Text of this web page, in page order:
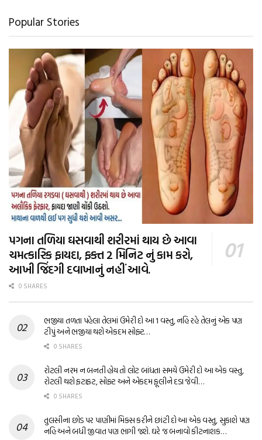
Popular Stories
પગના તળિયા ઘસવાથી શરીરમાં થાય છે આવા
ચમત્કારિક ફાયદા, ફક્ત 2 મિનિટ નું કામ કરો,
આખી જિંદગી દવાખાનું નહીં આવે.
0 SHARES
ભજીયા તળતા પહેલા તેલમાં ઉમેરી દો આ 1 વસ્તુ, નહિ રહે તેલનું એક પણ
ટીપું અને ભજીયા થશે એકદમ સોફ્ટ…
0 SHARES
રોટલી નરમ ન બનતી હોય તો લોટ બાંધતા સમયે ઉમેરી દો આ એક વસ્તુ,
રોટલી થશે ફટાફટ, સોફ્ટ અને એકદમ ફૂલીને દડા જેવી…
0 SHARES
તુલસીના છોડ પર પાણીમાં મિક્સ કરીને છાંટી દો આ એક વસ્તુ, સુકાશે પણ
નહિ અને બધી જીવાત પણ ભાગી જશે. ઘરે જ બનાવો કીટનાશક…